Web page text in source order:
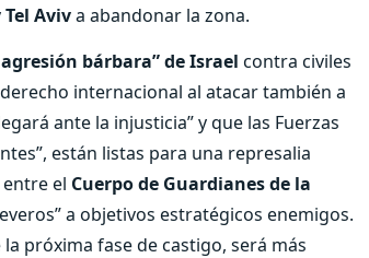
Tel Aviva abandonar la zona.
bárbara” de Israel contra civiles
internacional al atacar también a
ante la injusticia” y que las Fuerzas
están listas para una represalia
el Cuerpo de Guardianes de la
a objetivos estratégicos enemigos.
próxima fase de castigo, será más